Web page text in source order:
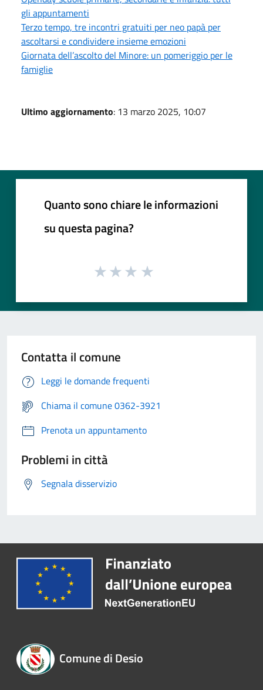
gli appuntamenti
Terzo tempo, tre incontri gratuiti per neo papà per
ascoltarsi e condividere insieme emozioni
Giornata dell’ascolto del Minore: un pomeriggio per le
famiglie
Ultimo aggiornamento: 13 marzo 2025, 10:07
Quanto sono chiare le informazioni
su questa pagina?
Contatta il comune
Leggi le domande frequenti
Chiama il comune 0362-3921
Prenota un appuntamento
Problemi in città
Segnala disservizio
Comune di Desio